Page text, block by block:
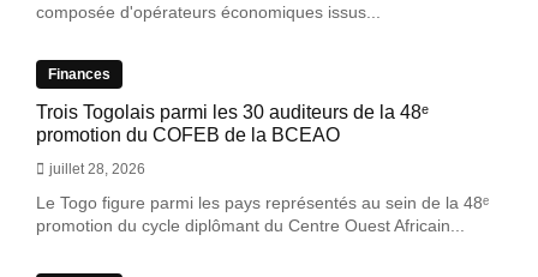
composée d'opérateurs économiques issus...
Finances
Trois Togolais parmi les 30 auditeurs de la 48ᵉ
promotion du COFEB de la BCEAO
juillet 28, 2026
Le Togo figure parmi les pays représentés au sein de la 48ᵉ
promotion du cycle diplômant du Centre Ouest Africain...